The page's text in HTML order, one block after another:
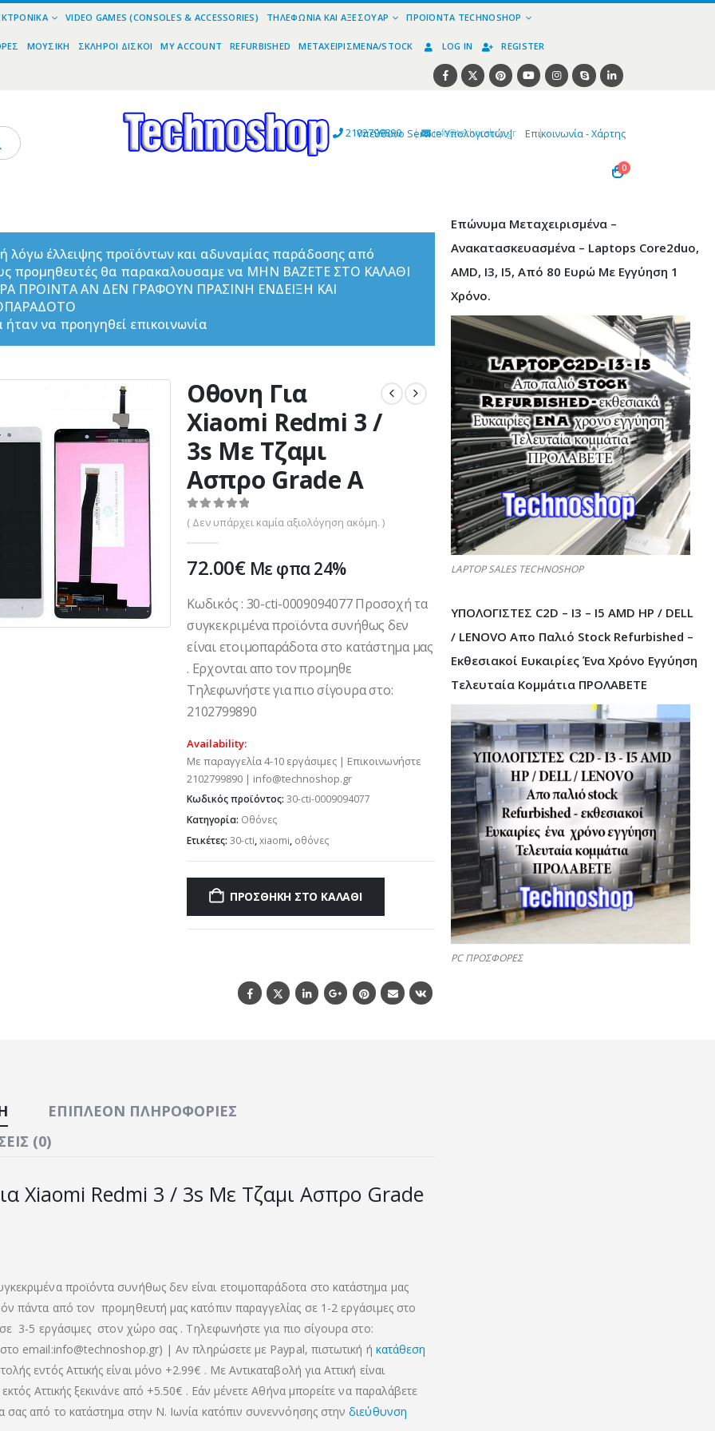
VIDEO GAMES (CONSOLES & ACCESSORIES) ΤΗΛΕΦΩΝΊΑ ΚΑΙ ΑΞΕΣΟΥΆΡ ΠΡΟΪΌΝΤΑ TECHNOSHOP
ΜΟΥΣΙΚΉ ΣΚΛΗΡΟΊ ΔΊΣΚΟΙ MY ACCOUNT REFURBISHED ΜΕΤΑΧΕΙΡΙΣΜΈΝΑ/STOCK LOG IN REGISTER
2102799890 | info@technoshop,gr |
Υπεύθυνο Service Υπολογιστών| Επικοινωνία - Χάρτης
0
λόγω έλλειψης προϊόντων και αδυναμίας παράδοσης από
προμηθευτές θα παρακαλουσαμε να ΜΗΝ ΒΑΖΕΤΕ ΣΤΟ ΚΑΛΑΘΙ
ΠΡΟΙΝΤΑ ΑΝ ΔΕΝ ΓΡΑΦΟΥΝ ΠΡΑΣΙΝΗ ΕΝΔΕΙΞΗ ΚΑΙ
ήταν να προηγηθεί επικοινωνία
Οθονη Για
Xiaomi Redmi 3 /
3s Με Τζαμι
Ασπρο Grade A
0 out of 5
( Δεν υπάρχει καμία αξιολόγηση ακόμη. )
72.00€ Με φπα 24%
Κωδικός : 30-cti-0009094077 Προσοχή τα
συγκεκριμένα προϊόντα συνήθως δεν
είναι ετοιμοπαράδοτα στο κατάστημα μας
. Ερχονται απο τον προμηθε
Τηλεφωνήστε για πιο σίγουρα στο:
2102799890
Availability:
Με παραγγελία 4-10 εργάσιμες | Επικοινωνήστε
2102799890 | info@technoshop.gr
Κωδικός προϊόντος: 30-cti-0009094077
Κατηγορία: Οθόνες
Ετικέτες: 30-cti,xiaomi, οθόνες
ΠΡΟΣΘΉΚΗ ΣΤΟ ΚΑΛΆΘΙ
ΕΠΙΠΛΈΟΝ ΠΛΗΡΟΦΟΡΊΕΣ
(0)
Xiaomi Redmi 3 / 3s Με Τζαμι Ασπρο Grade
προϊόντα συνήθως δεν είναι ετοιμοπαράδοτα στο κατάστημα μας
πάντα από τον προμηθευτή μας κατόπιν παραγγελίας σε 1-2 εργάσιμες στο
σε 3-5 εργάσιμες στον χώρο σας . Τηλεφωνήστε για πιο σίγουρα στο:
email:info@technoshop.gr) | Αν πληρώσετε με Paypal, πιστωτική ή κατάθεση
εντός Αττικής είναι μόνο +2.99€ . Με Αντικαταβολή για Αττική είναι
εκτός Αττικής ξεκινάνε από +5.50€ . Εάν μένετε Αθήνα μπορείτε να παραλάβετε
σας από το κατάστημα στην Ν. Ιωνία κατόπιν συνεννόησης στηνδιεύθυνση
Επώνυμα Μεταχειρισμένα –
Ανακατασκευασμένα – Laptops Core2duo,
AMD, I3, I5, Από 80 Ευρώ Με Εγγύηση 1
Χρόνο.
LAPTOP SALES TECHNOSHOP
ΥΠΟΛΟΓΙΣΤΕΣ C2D – I3 – I5 AMD HP / DELL
/ LENOVO Απο Παλιό Stock Refurbished –
Εκθεσιακοί Ευκαιρίες Ένα Χρόνο Εγγύηση
Τελευταία Κομμάτια ΠΡΟΛΑΒΕΤΕ
PC ΠΡΟΣΦΟΡΕΣ